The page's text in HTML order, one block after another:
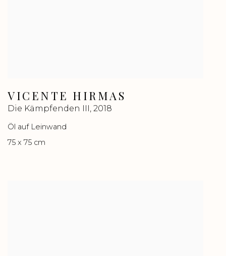
VICENTE HIRMAS
Die Kämpfenden III 2018
Öl auf Leinwand
75 x 75 cm